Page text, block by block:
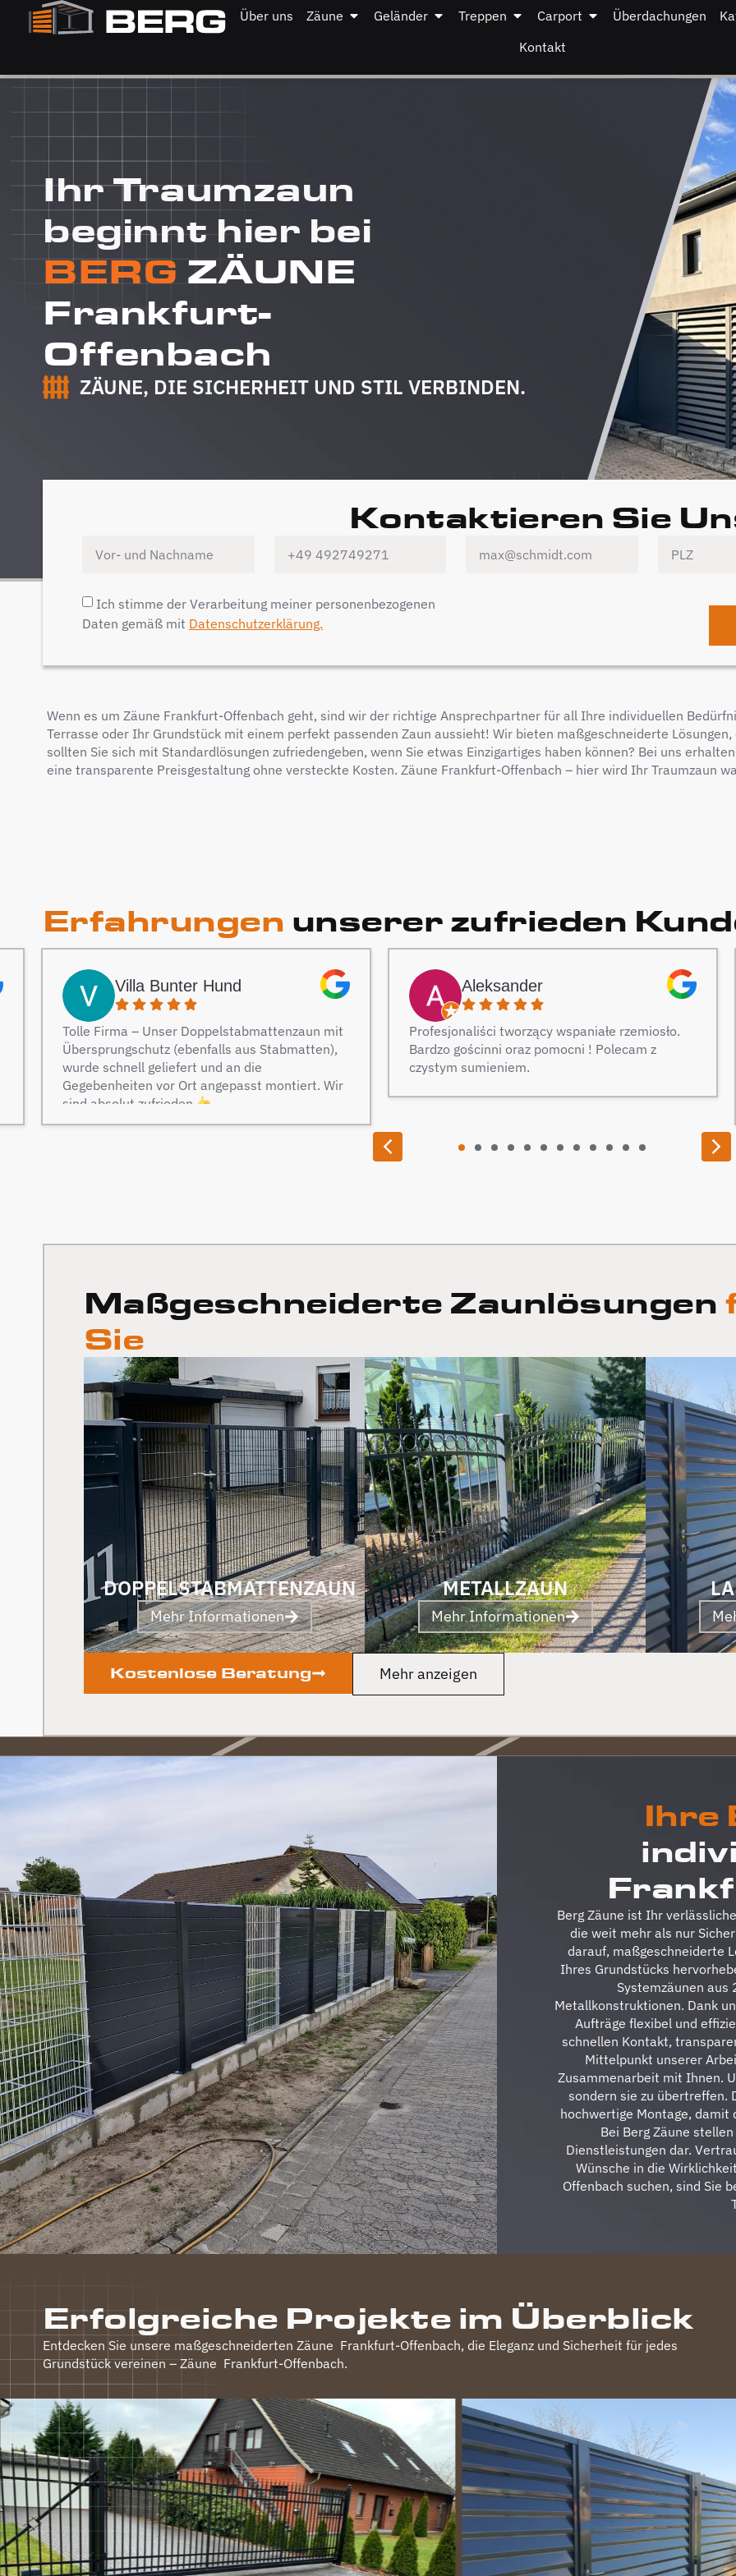
Über uns Zäune Geländer Treppen Carport Überdachungen
Kontakt
Ihr Traumzaun
beginnt hier bei
BERG ZÄUNE
Frankfurt-
Offenbach
ZÄUNE, DIE SICHERHEIT UND STIL VERBINDEN.
Kontaktieren Sie
Ich stimme der Verarbeitung meiner personenbezogenen
Daten gemäß mit Datenschutzerklärung.
Wenn es um Zäune Frankfurt-Offenbach geht, sind wir der richtige Ansprechpartner für all Ihre individuellen
Terrasse oder Ihr Grundstück mit einem perfekt passenden Zaun aussieht! Wir bieten maßgeschneiderte
sollten Sie sich mit Standardlösungen zufriedengeben, wenn Sie etwas Einzigartiges haben können? Bei uns
eine transparente Preisgestaltung ohne versteckte Kosten. Zäune Frankfurt-Offenbach – hier wird Ihr Traumzaun
Erfahrungen unserer zufrieden
Villa Bunter Hund
Tolle Firma – Unser Doppelstabmattenzaun mit
Übersprungschutz (ebenfalls aus Stabmatten),
wurde schnell geliefert und an die
Gegebenheiten vor Ort angepasst montiert. Wir
sind absolut zufrieden
Aleksander
Profesjonaliści tworzący wspaniałe rzemiosło.
Bardzo gościnni oraz pomocni ! Polecam z
czystym sumieniem.
10 11 12
Maßgeschneiderte Zaunlösungen
Sie
DOPPELSTABMATTENZAUN
Mehr Informationen
METALLZAUN
Mehr Informationen
Kostenlose Beratung Mehr anzeigen
Ihre
Berg Zäune ist Ihr
die weit mehr als nur
darauf, maßgeschneiderte
Ihres Grundstücks
Systemzäunen aus
Metallkonstruktionen. Dank
Aufträge flexibel und
schnellen Kontakt,
Mittelpunkt unserer
Zusammenarbeit mit Ihnen.
sondern sie zu übertreffen.
hochwertige Montage, damit
Bei Berg Zäune
Dienstleistungen dar.
Wünsche in die
Offenbach suchen, sind Sie
Erfolgreiche Projekte im Überblick
Entdecken Sie unsere maßgeschneiderten Zäune Frankfurt-Offenbach, die Eleganz und Sicherheit für jedes
Grundstück vereinen – Zäune Frankfurt-Offenbach.